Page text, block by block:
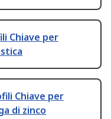
Chiave per
Chiave per
di zinco